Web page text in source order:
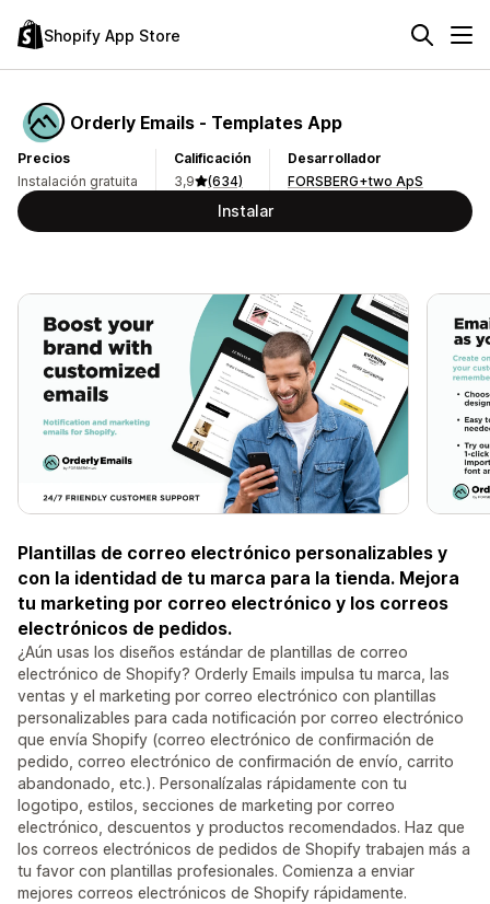
Shopify App Store
Orderly Emails ‑ Templates App
Precios
Instalación gratuita
Calificación
3,9
(634)
Desarrollador
FORSBERG+two ApS
Instalar
Plantillas de correo electrónico personalizables y
con la identidad de tu marca para la tienda. Mejora
tu marketing por correo electrónico y los correos
electrónicos de pedidos.
¿Aún usas los diseños estándar de plantillas de correo
electrónico de Shopify? Orderly Emails impulsa tu marca, las
ventas y el marketing por correo electrónico con plantillas
personalizables para cada notificación por correo electrónico
que envía Shopify (correo electrónico de confirmación de
pedido, correo electrónico de confirmación de envío, carrito
abandonado, etc.). Personalízalas rápidamente con tu
logotipo, estilos, secciones de marketing por correo
electrónico, descuentos y productos recomendados. Haz que
los correos electrónicos de pedidos de Shopify trabajen más a
tu favor con plantillas profesionales. Comienza a enviar
mejores correos electrónicos de Shopify rápidamente.